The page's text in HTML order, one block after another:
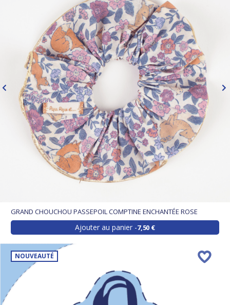
GRAND CHOUCHOU PASSEPOIL COMPTINE ENCHANTÉE ROSE
Ajouter au panier 7,50 €
NOUVEAUTÉ